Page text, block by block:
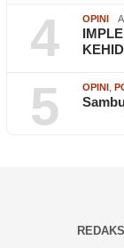
4 OPINI
5 OPINI
REDAKSI